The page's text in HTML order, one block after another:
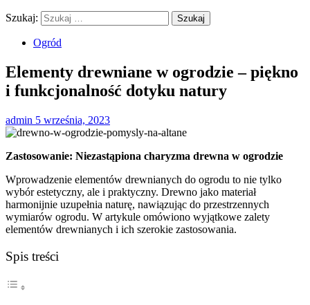
Szukaj:
Ogród
Elementy drewniane w ogrodzie – piękno
i funkcjonalność dotyku natury
admin 5 września, 2023
Zastosowanie: Niezastąpiona charyzma drewna w ogrodzie
Wprowadzenie elementów drewnianych do ogrodu to nie tylko
wybór estetyczny, ale i praktyczny. Drewno jako materiał
harmonijnie uzupełnia naturę, nawiązując do przestrzennych
wymiarów ogrodu. W artykule omówiono wyjątkowe zalety
elementów drewnianych i ich szerokie zastosowania.
Spis treści